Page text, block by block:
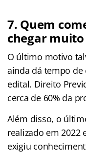
7. Quem
chegar
O último motivo
ainda dá tempo
edital. Direito
cerca de 60% da
Além disso, o
realizado em 2022
exigiu